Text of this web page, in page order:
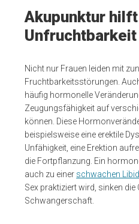
Akupunktur
Unfruchtbarkeit
Nicht nur Frauen leiden mit
Fruchtbarkeitsstörungen.
häufig hormonelle
Zeugungsfähigkeit auf
können. Diese
beispielsweise eine erektile
Unfähigkeit, eine Erektion
die Fortpflanzung. Ein
auch zu einer schwachen
Sex praktiziert wird, sinken die
Schwangerschaft.